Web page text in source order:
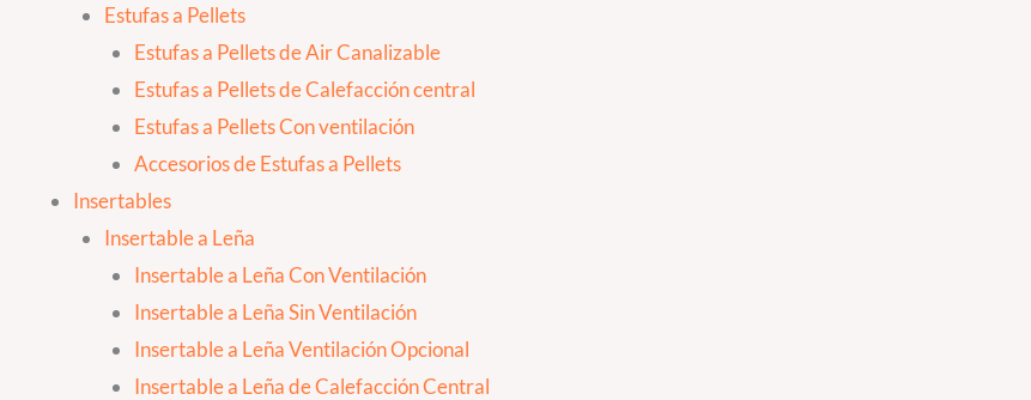
Estufas a Pellets
Estufas a Pellets de Air Canalizable
Estufas a Pellets de Calefacción central
Estufas a Pellets Con ventilación
Accesorios de Estufas a Pellets
Insertables
Insertable a Leña
Insertable a Leña Con Ventilación
Insertable a Leña Sin Ventilación
Insertable a Leña Ventilación Opcional
Insertable a Leña de Calefacción Central